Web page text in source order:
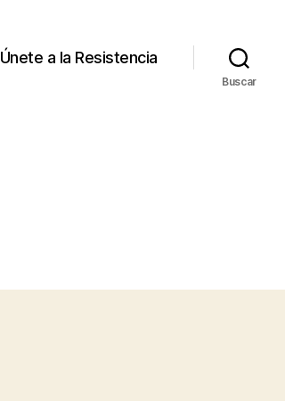
Únete a la Resistencia
Buscar